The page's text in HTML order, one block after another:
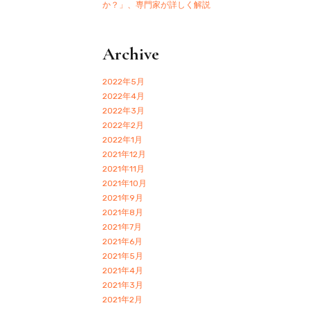
か？」、専門家が詳しく解説
Archive
2022年5月
2022年4月
2022年3月
2022年2月
2022年1月
2021年12月
2021年11月
2021年10月
2021年9月
2021年8月
2021年7月
2021年6月
2021年5月
2021年4月
2021年3月
2021年2月